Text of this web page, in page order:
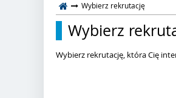
Wybierz rekrutację
Wybierz
Wybierz rekrutację, która Cię